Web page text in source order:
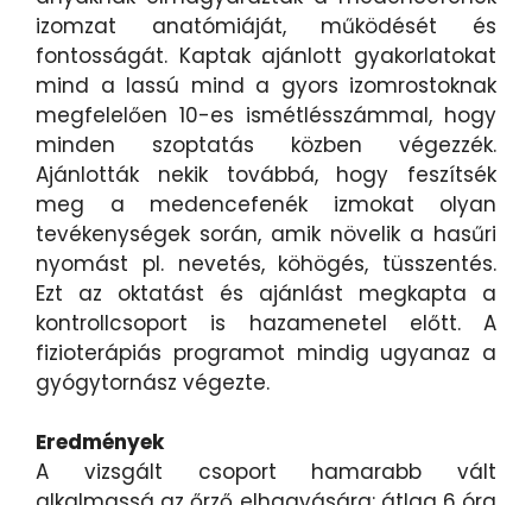
izomzat anatómiáját, működését és
fontosságát. Kaptak ajánlott gyakorlatokat
mind a lassú mind a gyors izomrostoknak
megfelelően 10-es ismétlésszámmal, hogy
minden szoptatás közben végezzék.
Ajánlották nekik továbbá, hogy feszítsék
meg a medencefenék izmokat olyan
tevékenységek során, amik növelik a hasűri
nyomást pl. nevetés, köhögés, tüsszentés.
Ezt az oktatást és ajánlást megkapta a
kontrollcsoport is hazamenetel előtt. A
fizioterápiás programot mindig ugyanaz a
gyógytornász végezte.
Eredmények
A vizsgált csoport hamarabb vált